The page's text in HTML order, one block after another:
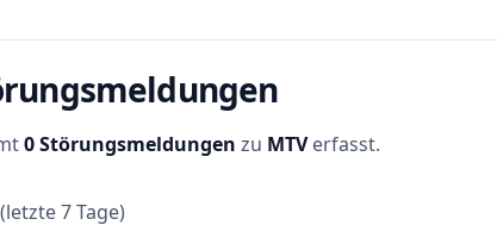
0 Störungsmeldungen zu MTVerfasst.
7 Tage)